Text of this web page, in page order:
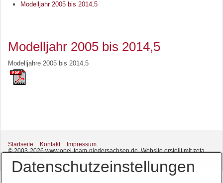
Modelljahr 2005 bis 2014,5
Modelljahr 2005 bis 2014,5
Modelljahre 2005 bis 2014,5
Startseite Kontakt
Impressum
© 2003-2026 www.opel-team-niedersachsen.de.Website erstellt mit zeta-
Datenschutzeinstellungen